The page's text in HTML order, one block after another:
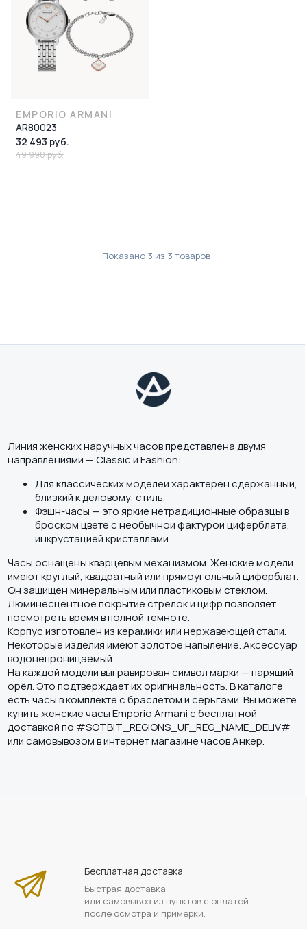
EMPORIO ARMANI
AR80023
32 493 руб.
49 990 руб.
Показано 3 из 3 товаров
Линия женских наручных часов представлена двумя
направлениями — Сlassic и Fashion:
Для классических моделей характерен сдержанный,
близкий к деловому, стиль.
Фэшн-часы — это яркие нетрадиционные образцы в
броском цвете с необычной фактурой циферблата,
инкрустацией кристаллами.
Часы оснащены кварцевым механизмом. Женские модели
имеют круглый, квадратный или прямоугольный циферблат.
Он защищен минеральным или пластиковым стеклом.
Люминесцентное покрытие стрелок и цифр позволяет
посмотреть время в полной темноте.
Корпус изготовлен из керамики или нержавеющей стали.
Некоторые изделия имеют золотое напыление. Аксессуар
водонепроницаемый.
На каждой модели выгравирован символ марки — парящий
орёл. Это подтверждает их оригинальность. В каталоге
есть часы в комплекте с браслетом и серьгами. Вы можете
купить женские часы Emporio Armani c бесплатной
доставкой по #SOTBIT_REGIONS_UF_REG_NAME_DELIV#
или самовывозом в интернет магазине часов Анкер.
Бесплатная доставка
Быстрая доставка
или самовывоз из пунктов с оплатой
после осмотра и примерки.